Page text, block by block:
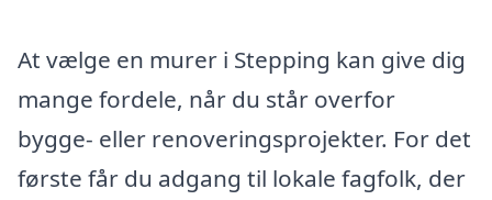
At vælge en murer i Stepping kan give dig
mange fordele, når du står overfor
bygge- eller renoveringsprojekter. For det
første får du adgang til lokale fagfolk, der